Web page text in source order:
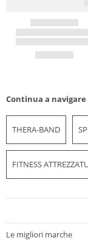
Continua a navigare
THERA-BAND
FITNESS
Le migliori marche